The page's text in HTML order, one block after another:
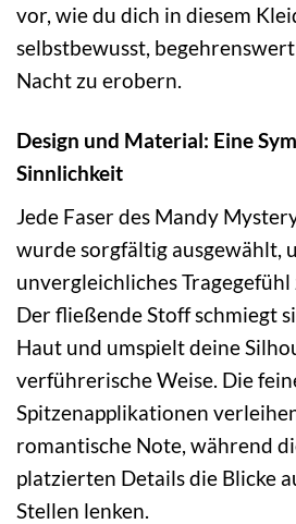
vor, wie du dich in diesem
selbstbewusst,
Nacht zu erobern.
Design und Material: Eine
Sinnlichkeit
Jede Faser des Mandy
wurde sorgfältig ausgewählt,
unvergleichliches Tragegefühl
Der fließende Stoff schmiegt
Haut und umspielt deine
verführerische Weise. Die
Spitzenapplikationen
romantische Note, während
platzierten Details die Blicke
Stellen lenken.